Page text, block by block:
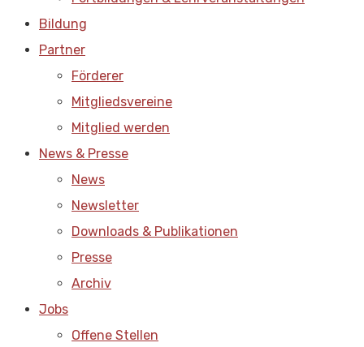
Bildung
Partner
Förderer
Mitgliedsvereine
Mitglied werden
News & Presse
News
Newsletter
Downloads & Publikationen
Presse
Archiv
Jobs
Offene Stellen